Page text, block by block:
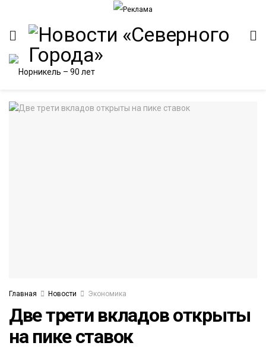
Главная Новости Экономика
Две трети вкладов открыты
на пике ставок